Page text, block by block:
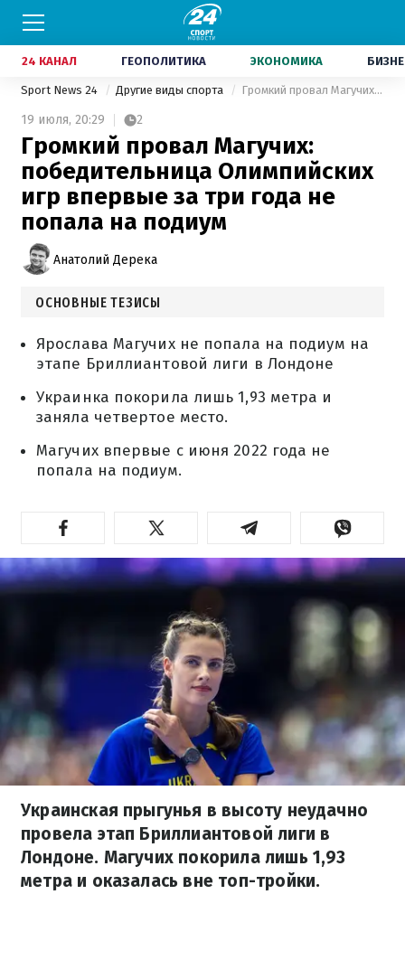
24 КАНАЛ ГЕОПОЛИТИКА ЭКОНОМИКА
Sport News 24 Другие виды спорта Громкий провал Магучих: победительница Олимпийских игр впервые за три года не попала на подиум
19 июля, 20:29 2
Громкий провал Магучих:
победительница Олимпийских
игр впервые за три года не
попала на подиум
Анатолий Дерека
ОСНОВНЫЕ ТЕЗИСЫ
Ярослава Магучих не попала на подиум на
этапе Бриллиантовой лиги в Лондоне
Украинка покорила лишь 1,93 метра и
заняла четвертое место.
Магучих впервые с июня 2022 года не
попала на подиум.
Украинская прыгунья в высоту неудачно
провела этап Бриллиантовой лиги в
Лондоне. Магучих покорила лишь 1,93
метра и оказалась вне топ-тройки.